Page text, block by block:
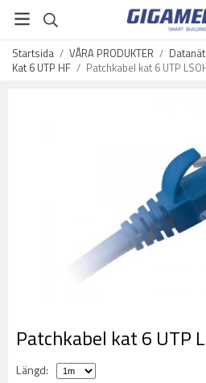
Startsida / VÅRA PRODUKTER /
Kat 6 UTP HF / Patchkabel kat 6 UTP
Patchkabel kat 6 UTP
Längd: